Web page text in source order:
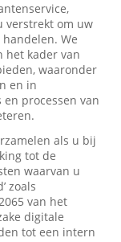
verstrekt om uw
We
het kader van
waaronder
en in
processen van
als u bij
tot de
waarvan u
zoals
van het
digitale
tot een intern